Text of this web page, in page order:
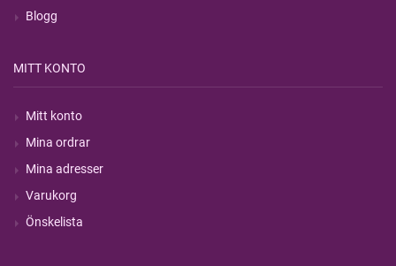
Blogg
MITT KONTO
Mitt konto
Mina ordrar
Mina adresser
Varukorg
Önskelista